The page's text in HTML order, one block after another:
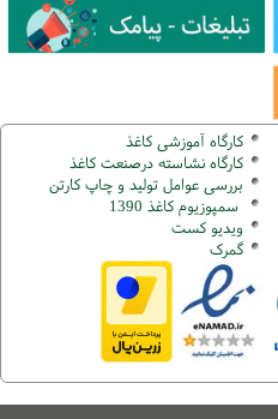
کارگاه آموزشی کاغذ
کارگاه نشاسته درصنعت کاغذ
بررسی عوامل تولید و چاپ کارتن
سمپوزیوم کاغذ 1390
ویدیو کست
گمرک